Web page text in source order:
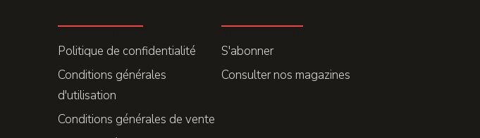
Politique de confidentialité
Conditions générales
d'utilisation
Conditions générales de vente
S'abonner
Consulter nos magazines